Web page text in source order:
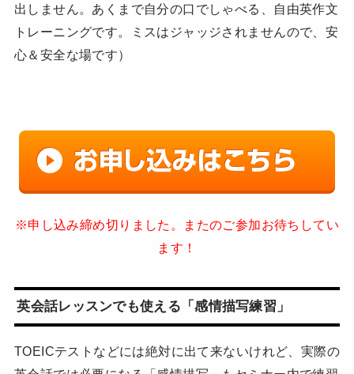
出しません。あくまで自分の口でしゃべる、自由英作文
トレーニングです。ミスはジャッジされませんので、安
心＆安全な場です）
※申し込み締め切りました。またのご参加お待ちしてい
ます！
英会話レッスンでも使える「感情描写練習」
TOEICテストなどには絶対に出て来ないけれど、実際の